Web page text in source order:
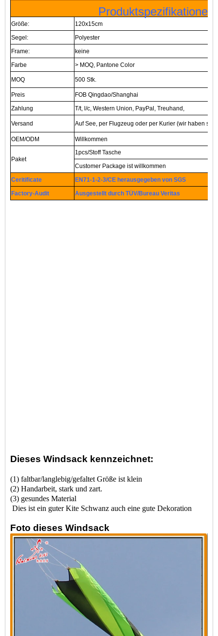
Produktspezifikationen
Größe:
120x15cm
Segel:
Polyester
Frame:
keine
Farbe
> MOQ, Pantone Color
MOQ 500 Stk.
Preis
FOB Qingdao/Shanghai
Zahlung
T/t, l/c, Western Union, PayPal, Treuhand,
Versand Auf See, per Flugzeug oder per Kurier (wir haben
OEM/ODM Willkommen
Paket
1pcs/Stoff Tasche
Customer Package ist willkommen
Ceritificate
EN71-1-2-3/CE herausgegeben von SGS
Factory-Audit
Ausgestellt durch TÜV/Bureau Veritas
Dieses Windsack kennzeichnet:
(1) faltbar/langlebig/gefaltet Größe ist klein
(2) Handarbeit, stark und zart.
(3) gesundes Material
Dies ist ein guter Kite Schwanz auch eine gute Dekoration
Foto dieses Windsack